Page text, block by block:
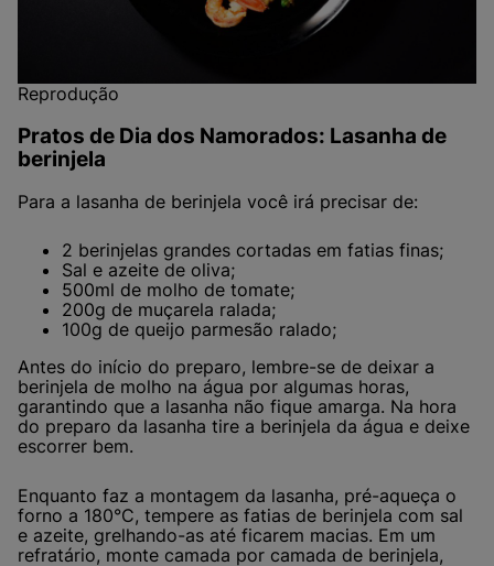
Reprodução
Pratos de Dia dos Namorados: Lasanha de
berinjela
Para a lasanha de berinjela você irá precisar de:
2 berinjelas grandes cortadas em fatias finas;
Sal e azeite de oliva;
500ml de molho de tomate;
200g de muçarela ralada;
100g de queijo parmesão ralado;
Antes do início do preparo, lembre-se de deixar a
berinjela de molho na água por algumas horas,
garantindo que a lasanha não fique amarga. Na hora
do preparo da lasanha tire a berinjela da água e deixe
escorrer bem.
Enquanto faz a montagem da lasanha, pré-aqueça o
forno a 180°C, tempere as fatias de berinjela com sal
e azeite, grelhando-as até ficarem macias. Em um
refratário, monte camada por camada de berinjela,